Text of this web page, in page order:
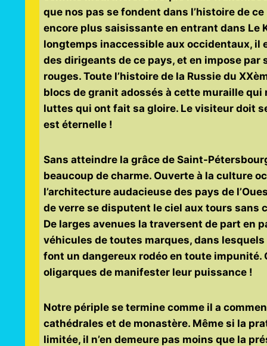
que nos pas se fondent dans l’histoire de
encore plus saisissante en entrant dans Le
longtemps inaccessible aux occidentaux, il
des dirigeants de ce pays, et en impose par
rouges. Toute l’histoire de la Russie du
blocs de granit adossés à cette muraille
luttes qui ont fait sa gloire. Le visiteur doit
est éternelle !
Sans atteindre la grâce de Saint-
beaucoup de charme. Ouverte à la culture
l’architecture audacieuse des pays de
de verre se disputent le ciel aux tours sans
De larges avenues la traversent de part en
véhicules de toutes marques, dans
font un dangereux rodéo en toute impunité.
oligarques de manifester leur puissance !
Notre périple se termine comme il a
cathédrales et de monastère. Même si la
limitée, il n’en demeure pas moins que la